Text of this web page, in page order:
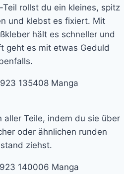
rollst du ein kleines, spitz
und klebst es fixiert. Mit
hält es schneller und
geht es mit etwas Geduld
aller Teile, indem du sie über
oder ähnlichen runden
ziehst.